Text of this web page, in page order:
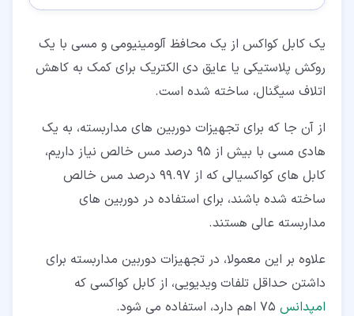
یک کابل کواکس از یک محافظ آلومینیومی و مسی با یک
روکش پلاستیکی یا عایق دی الکتریک برای کمک به کاهش
اتلاف سیگنال، ساخته شده است.
از آن جا که برای تجهیزات دوربین های مداربسته، به یک
هادی مسی با بیش از 95 درصد مس خالص نیاز داریم،
کابل های کواکسیالی که از 99.97 درصد مس خالص
ساخته شده باشند، برای استفاده در دوربین های
مداربسته عالی هستند.
علاوه بر این معمولا، در تجهیزات دوربین مداربسته برای
داشتن حداقل تلفات ویدیویی، از کابل کواکسی که
امپدانس